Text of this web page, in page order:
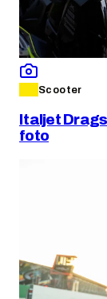
Scooter
Italjet
foto